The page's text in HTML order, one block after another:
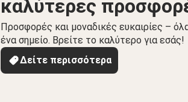
καλύτερες
Προσφορές και μοναδικές ευκαιρίες –
ένα σημείο. Βρείτε το καλύτερο για εσάς!
Δείτε περισσότερα